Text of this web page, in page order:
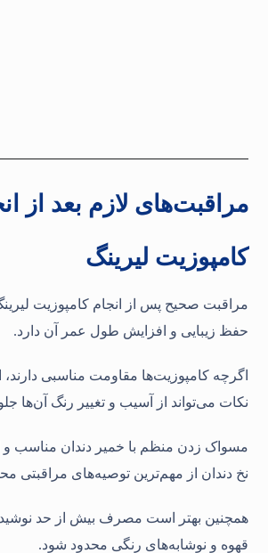
مراقبت‌های لازم بعد از
کامپوزیت لیرینگ
مراقبت صحیح پس از انجام کامپوزیت
حفظ زیبایی و افزایش طول عمر آن دارد.
اگرچه کامپوزیت‌ها مقاومت مناسبی دارند،
نکات می‌تواند از آسیب و تغییر رنگ آن‌ها
مسواک زدن منظم با خمیر دندان مناسب و
نخ دندان از مهم‌ترین توصیه‌های
همچنین بهتر است مصرف بیش از حد
قهوه و نوشابه‌های رنگی محدود شود.